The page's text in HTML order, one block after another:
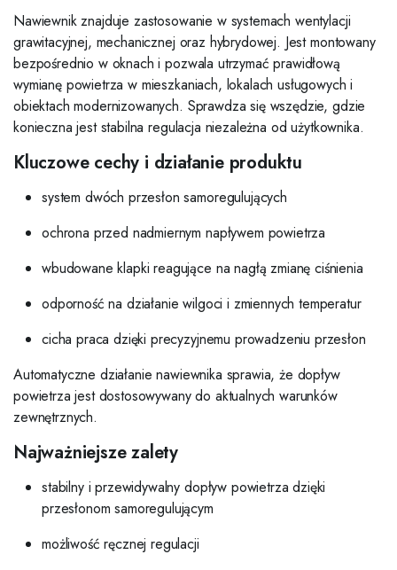
Nawiewnik znajduje zastosowanie w systemach wentylacji
grawitacyjnej, mechanicznej oraz hybrydowej. Jest montowany
bezpośrednio w oknach i pozwala utrzymać prawidłową
wymianę powietrza w mieszkaniach, lokalach usługowych i
obiektach modernizowanych. Sprawdza się wszędzie, gdzie
konieczna jest stabilna regulacja niezależna od użytkownika.
Kluczowe cechy i działanie produktu
system dwóch przesłon samoregulujących
ochrona przed nadmiernym napływem powietrza
wbudowane klapki reagujące na nagłą zmianę ciśnienia
odporność na działanie wilgoci i zmiennych temperatur
cicha praca dzięki precyzyjnemu prowadzeniu przesłon
Automatyczne działanie nawiewnika sprawia, że dopływ
powietrza jest dostosowywany do aktualnych warunków
zewnętrznych.
Najważniejsze zalety
stabilny i przewidywalny dopływ powietrza dzięki
przesłonom samoregulującym
możliwość ręcznej regulacji